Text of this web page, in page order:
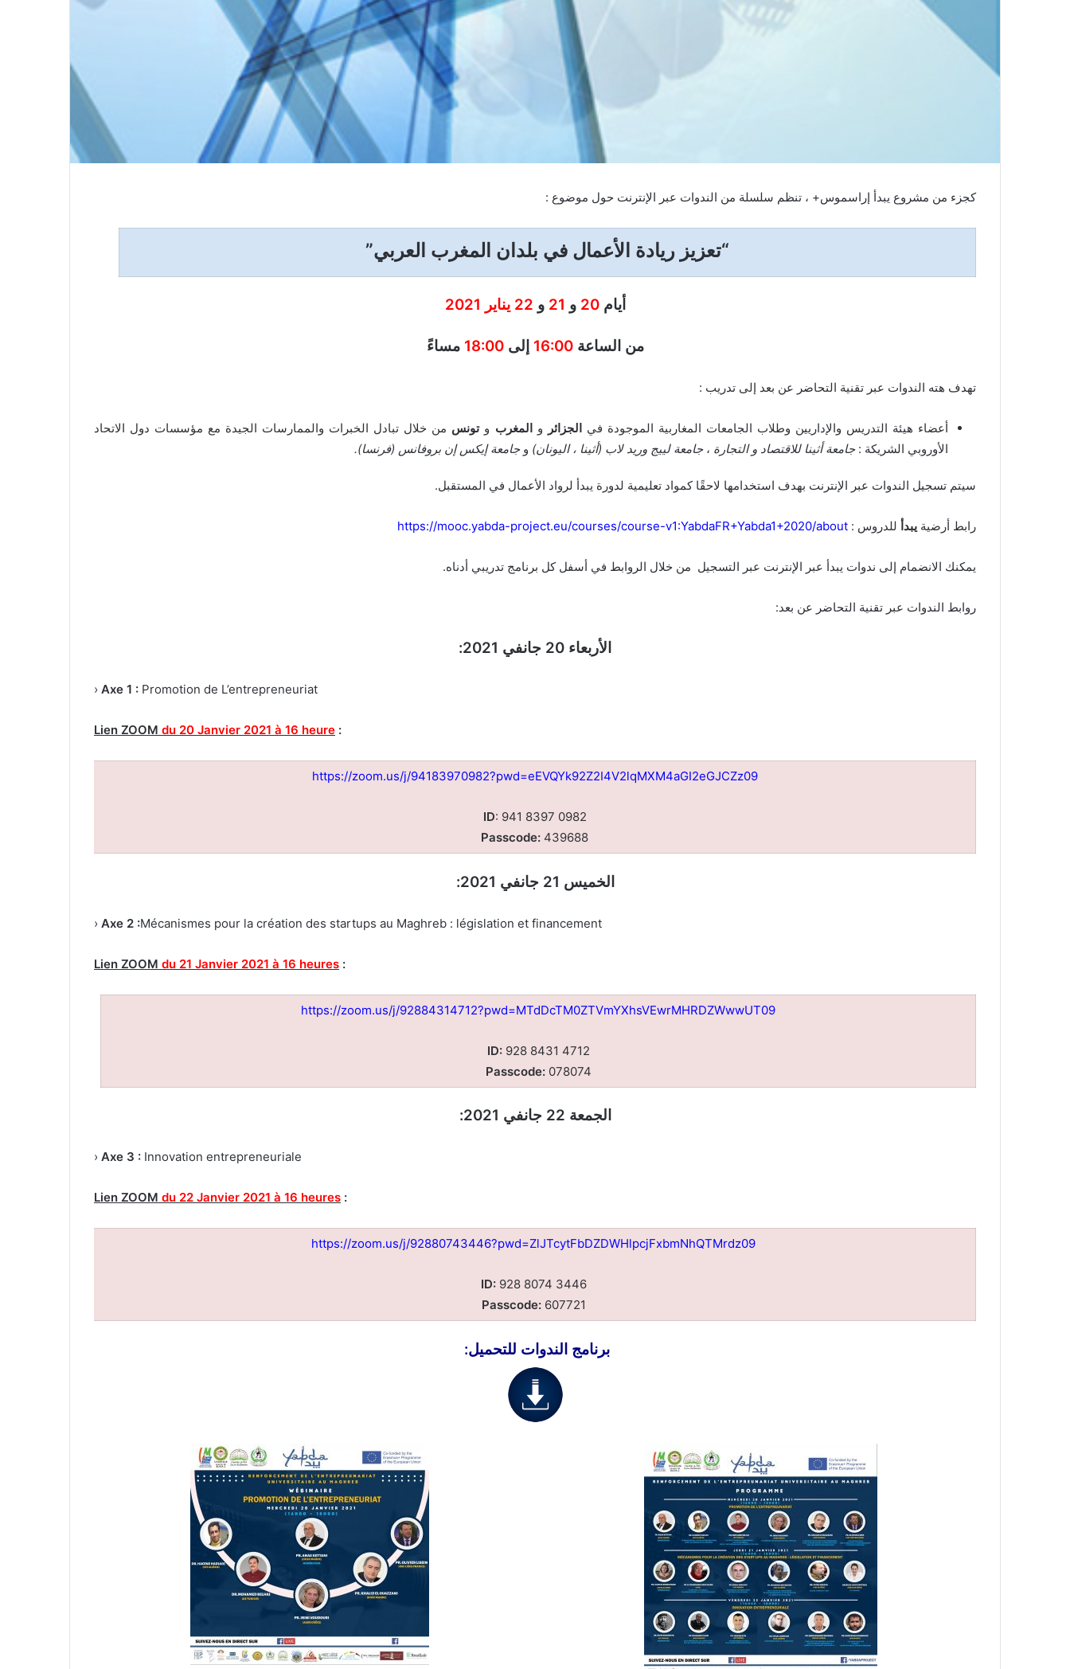
كجزء من مشروع يبدأ إراسموس+ ، تنظم سلسلة من الندوات عبر الإنترنت حول موضوع :
“تعزيز ريادة الأعمال في بلدان المغرب العربي”
أيام20 و 21 و 22 يناير 2021
من الساعة16:00 إلى18:00 مساءً
تهدف هته الندوات عبر تقنية التحاضر عن بعد إلى تدريب :
أعضاء هيئة التدريس والإداريين وطلاب الجامعات المغاربية الموجودة في الجزائر و المغرب وتونس من خلال تبادل الخبرات والممارسات الجيدة مع مؤسسات دول الاتحاد
الأوروبي الشريكة :جامعة أثينا للاقتصاد و التجارة ،جامعة لييج وريد لاب (أثينا ، اليونان) وجامعة إيكس إن بروفانس (فرنسا).
سيتم تسجيل الندوات عبر الإنترنت بهدف استخدامها لاحقًا كمواد تعليمية لدورة يبدأ لرواد الأعمال في المستقبل.
رابط أرضية يبدأ للدروس : https://mooc.yabda-project.eu/courses/course-v1:YabdaFR+Yabda1+2020/about
يمكنك الانضمام إلى ندوات يبدأ عبر الإنترنت عبر التسجيل من خلال الروابط في أسفل كل برنامج تدريبي أدناه.
روابط الندوات عبر تقنية التحاضر عن بعد:
الأربعاء 20 جانفي 2021:
Axe 1 : Promotion de L’entrepreneuriat ‹
:
Lien ZOOM du 20 Janvier 2021 à 16 heure
https://zoom.us/j/94183970982?pwd=eEVQYk92Z2I4V2lqMXM4aGI2eGJCZz09
ID: 941 8397 0982
Passcode: 439688
الخميس 21 جانفي 2021:
Axe 2 :Mécanismes pour la création des startups au Maghreb : législation et financement ‹
:
Lien ZOOM du 21 Janvier 2021 à 16 heures
https://zoom.us/j/92884314712?pwd=MTdDcTM0ZTVmYXhsVEwrMHRDZWwwUT09
ID:928 8431 4712
Passcode:078074
الجمعة 22 جانفي 2021:
Axe 3 : Innovation entrepreneuriale ‹
:
Lien ZOOM du 22 Janvier 2021 à 16 heures
https://zoom.us/j/92880743446?pwd=ZlJTcytFbDZDWHlpcjFxbmNhQTMrdz09
ID:928 8074 3446
Passcode:607721
برنامج الندوات للتحميل: